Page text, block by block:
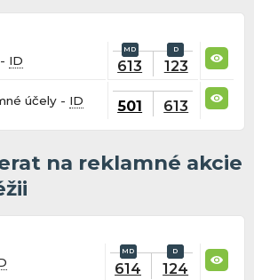
ID 613 123
účely - ID 501 613
na reklamné akcie
614 124